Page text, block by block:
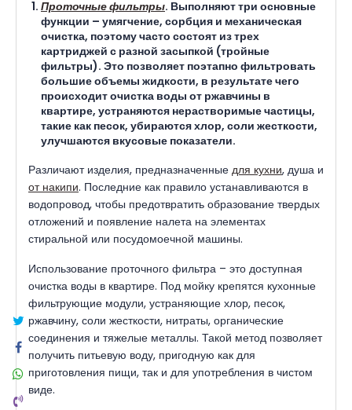
Проточные фильтры. Выполняют три основные
функции – умягчение, сорбция и механическая
очистка, поэтому часто состоят из трех
картриджей с разной засыпкой (тройные
фильтры). Это позволяет поэтапно фильтровать
большие объемы жидкости, в результате чего
происходит очистка воды от ржавчины в
квартире, устраняются нерастворимые частицы,
такие как песок, убираются хлор, соли жесткости,
улучшаются вкусовые показатели.
Различают изделия, предназначенные для кухни, душа и
от накипи. Последние как правило устанавливаются в
водопровод, чтобы предотвратить образование твердых
отложений и появление налета на элементах
стиральной или посудомоечной машины.
Использование проточного фильтра – это доступная
очистка воды в квартире. Под мойку крепятся кухонные
фильтрующие модули, устраняющие хлор, песок,
ржавчину, соли жесткости, нитраты, органические
соединения и тяжелые металлы. Такой метод позволяет
получить питьевую воду, пригодную как для
приготовления пищи, так и для употребления в чистом
виде.